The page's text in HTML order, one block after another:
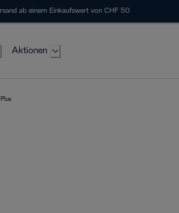
ab einem Einkaufswert von CHF 50
Aktionen
Plus